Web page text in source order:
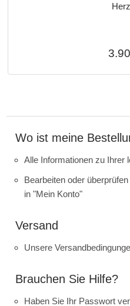
Wo ist meine
Alle Informationen zu Ihrer
Bearbeiten oder
in "Mein Konto"
Versand
Unsere
Brauchen Sie Hilfe?
Haben Sie Ihr Passwort